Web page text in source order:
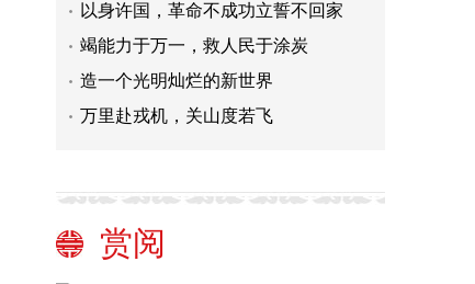
以身许国，革命不成功立誓不回家
竭能力于万一，救人民于涂炭
造一个光明灿烂的新世界
万里赴戎机，关山度若飞
赏阅